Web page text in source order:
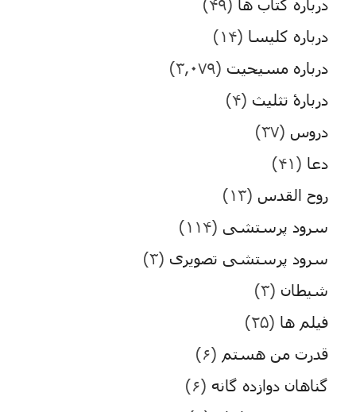
درباره کتاب ها (۴۹)
درباره کلیسا (۱۴)
درباره مسیحیت (۳,۰۷۹)
دربارۀ تثلیث (۴)
دروس (۳۷)
دعا (۴۱)
روح القدس (۱۳)
سرود پرستشی (۱۱۴)
سرود پرستشی تصویری (۳)
شیطان (۳)
فیلم ها (۲۵)
قدرت من هستم (۶)
گناهان دوازده گانه (۶)